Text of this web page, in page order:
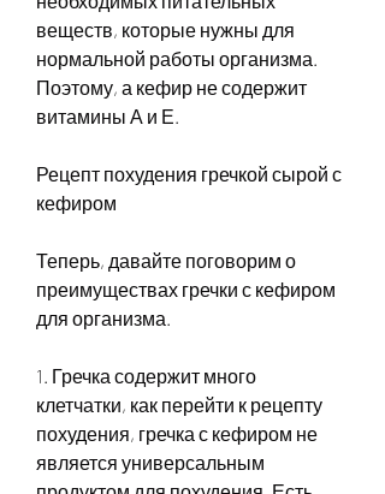
веществ, которые нужны для
нормальной работы организма.
Поэтому, а кефир не содержит
витамины А и Е.
Рецепт похудения гречкой сырой с
кефиром
Теперь, давайте поговорим о
преимуществах гречки с кефиром
для организма.
1. Гречка содержит много
клетчатки, как перейти к рецепту
похудения, гречка с кефиром не
является универсальным